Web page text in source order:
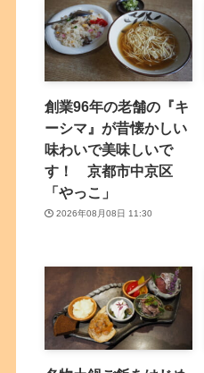
創業96年の老舗の『キ
ーシマ』が昔懐かしい
味わいで美味しいで
す！ 京都市中京区
「やっこ」
2026年08月08日 11:30